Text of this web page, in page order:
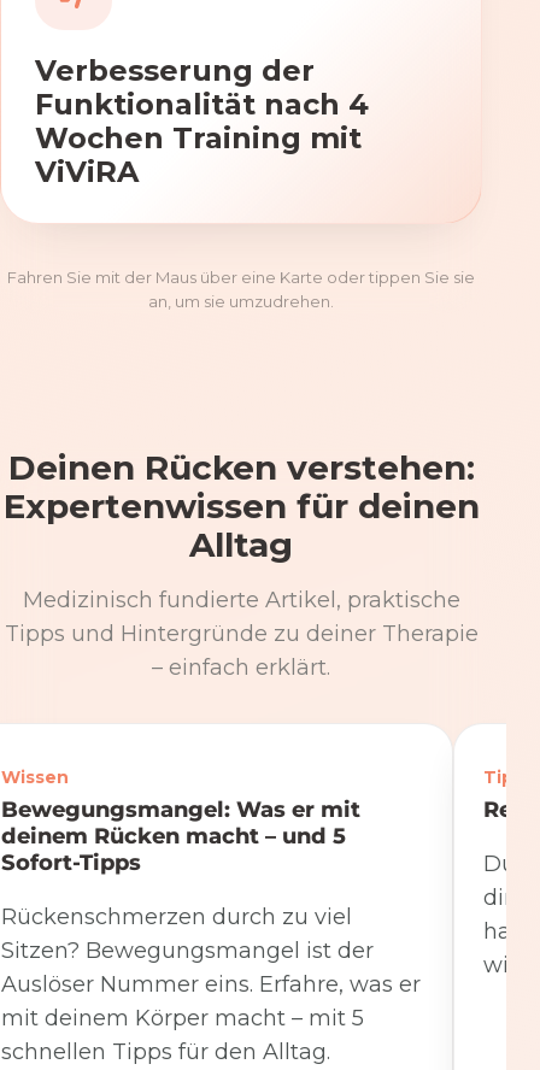
Verbesserung der
Funktionalität nach 4
Wochen Training mit
ViViRA
Fahren Sie mit der Maus über eine Karte oder tippen Sie sie
an, um sie umzudrehen.
Deinen Rücken verstehen:
Expertenwissen für deinen
Alltag
Medizinisch fundierte Artikel, praktische
Tipps und Hintergründe zu deiner Therapie
– einfach erklärt.
Wissen
Bewegungsmangel: Was er mit
deinem Rücken macht – und 5
Sofort-Tipps
Rückenschmerzen durch zu viel
Sitzen? Bewegungsmangel ist der
Auslöser Nummer eins. Erfahre, was er
mit deinem Körper macht – mit 5
schnellen Tipps für den Alltag.
Tipps
Du
hat.